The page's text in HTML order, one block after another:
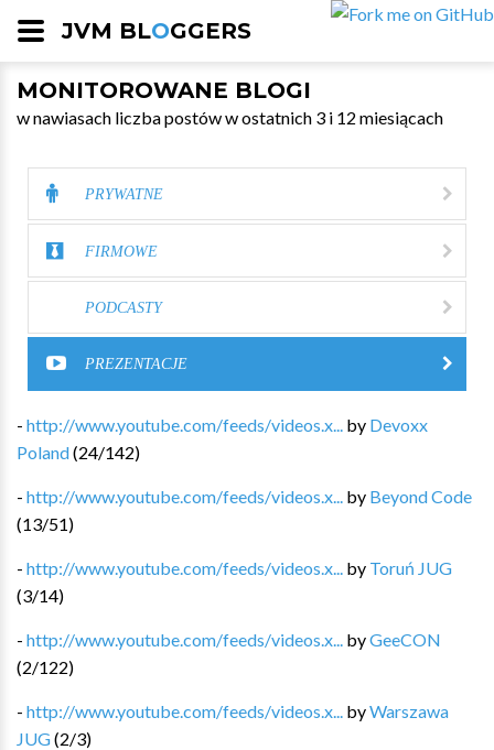
JVM BLOGGERS
MONITOROWANE BLOGI
w nawiasach liczba postów w ostatnich 3 i 12 miesiącach
PRYWATNE
FIRMOWE
PODCASTY
PREZENTACJE
- http://www.youtube.com/feeds/videos.x... by Devoxx
Poland(24/142)
- http://www.youtube.com/feeds/videos.x... by Beyond Code
(13/51)
- http://www.youtube.com/feeds/videos.x... by Toruń JUG
(3/14)
- http://www.youtube.com/feeds/videos.x... byGeeCON
(2/122)
- http://www.youtube.com/feeds/videos.x... byWarszawa
JUG(2/3)